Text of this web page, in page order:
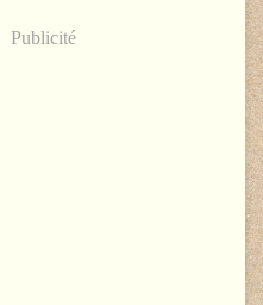
Publicité